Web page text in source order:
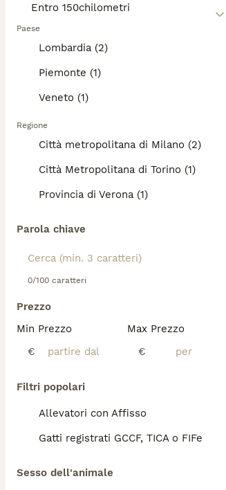
Paese
Lombardia (2)
Piemonte (1)
Veneto (1)
Regione
Città metropolitana di Milano (2)
Città Metropolitana di Torino (1)
Provincia di Verona (1)
Parola chiave
0/100 caratteri
Prezzo
Min Prezzo
€
Max Prezzo
€
Filtri popolari
Allevatori con Affisso
Gatti registrati GCCF, TICA o FIFe
Sesso dell'animale